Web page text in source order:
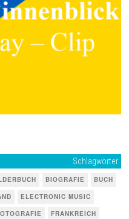
Schlagwörter
BIOGRAFIE
BUCH
ELECTRONIC MUSIC
FRANKREICH